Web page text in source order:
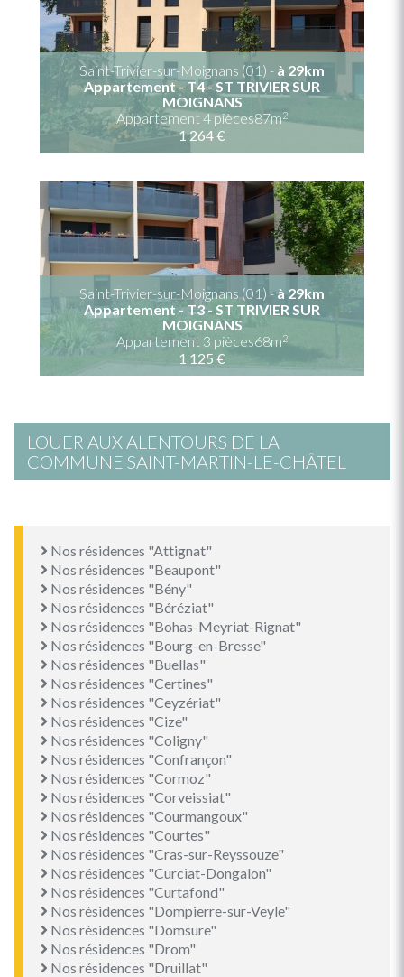
Saint-Trivier-sur-Moignans (01) - à 29km
Appartement - T4 - ST TRIVIER SUR
MOIGNANS
Appartement 4 pièces87m2
1 264 €
Saint-Trivier-sur-Moignans (01) - à 29km
Appartement - T3 - ST TRIVIER SUR
MOIGNANS
Appartement 3 pièces68m2
1 125 €
LOUER AUX ALENTOURS DE LA
COMMUNE SAINT-MARTIN-LE-CHÂTEL
Nos résidences "Attignat"
Nos résidences "Beaupont"
Nos résidences "Bény"
Nos résidences "Béréziat"
Nos résidences "Bohas-Meyriat-Rignat"
Nos résidences "Bourg-en-Bresse"
Nos résidences "Buellas"
Nos résidences "Certines"
Nos résidences "Ceyzériat"
Nos résidences "Cize"
Nos résidences "Coligny"
Nos résidences "Confrançon"
Nos résidences "Cormoz"
Nos résidences "Corveissiat"
Nos résidences "Courmangoux"
Nos résidences "Courtes"
Nos résidences "Cras-sur-Reyssouze"
Nos résidences "Curciat-Dongalon"
Nos résidences "Curtafond"
Nos résidences "Dompierre-sur-Veyle"
Nos résidences "Domsure"
Nos résidences "Drom"
Nos résidences "Druillat"